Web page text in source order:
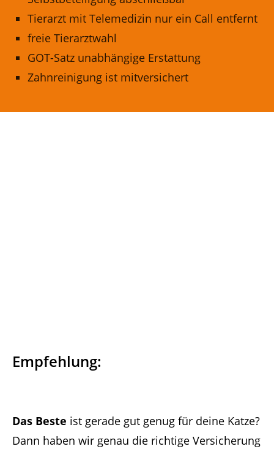
Tierarzt mit Telemedizin nur ein Call entfernt
freie Tierarztwahl
GOT-Satz unabhängige Erstattung
Zahnreinigung ist mitversichert
Empfehlung:
Das Beste ist gerade gut genug für deine Katze?
Dann haben wir genau die richtige Versicherung